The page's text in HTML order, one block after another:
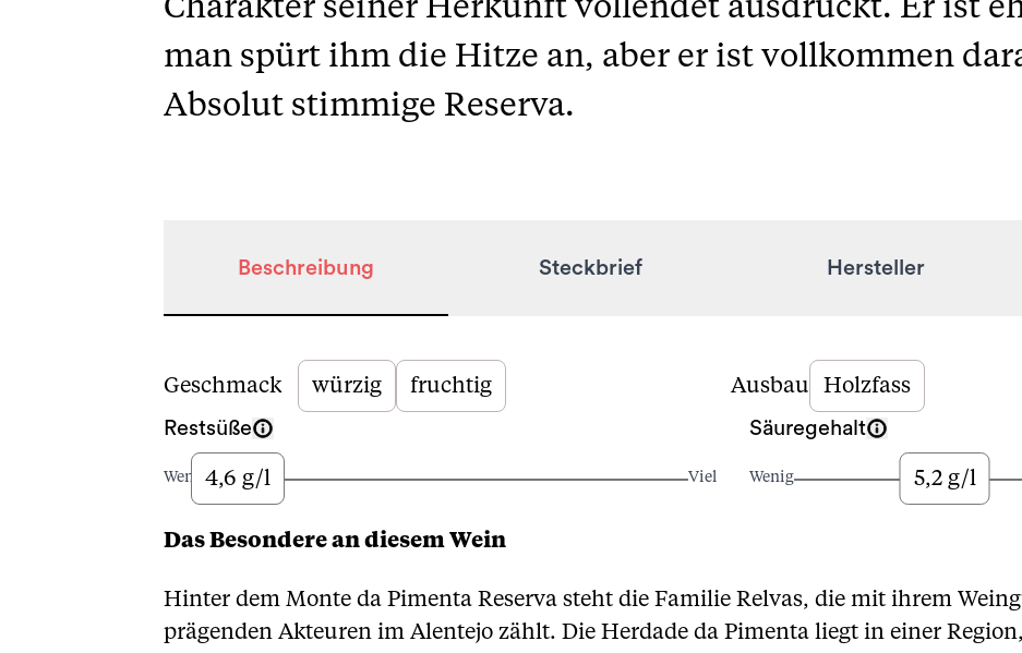
Charakter seiner Herkunft vollendet ausdrückt. Er ist
man spürt ihm die Hitze an, aber er ist vollkommen
Absolut stimmige Reserva.
Beschreibung Steckbrief Hersteller
Beschreibung
Geschmack würzig fruchtig Ausbau Holzfass
Restsüße
Wenig4,6 g/l Viel
Säuregehalt
Wenig 5,2 g/l
Das Besondere an diesem Wein
Hinter dem Monte da Pimenta Reserva steht die Familie Relvas, die mit ihrem
prägenden Akteuren im Alentejo zählt. Die Herdade da Pimenta liegt in einer